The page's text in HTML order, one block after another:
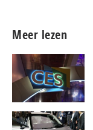
Meer lezen